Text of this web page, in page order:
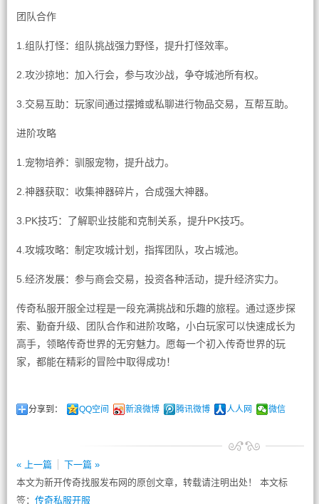
团队合作
1.组队打怪：组队挑战强力野怪，提升打怪效率。
2.攻沙掠地：加入行会，参与攻沙战，争夺城池所有权。
3.交易互助：玩家间通过摆摊或私聊进行物品交易，互帮互助。
进阶攻略
1.宠物培养：驯服宠物，提升战力。
2.神器获取：收集神器碎片，合成强大神器。
3.PK技巧：了解职业技能和克制关系，提升PK技巧。
4.攻城攻略：制定攻城计划，指挥团队，攻占城池。
5.经济发展：参与商会交易，投资各种活动，提升经济实力。
传奇私服开服全过程是一段充满挑战和乐趣的旅程。通过逐步探
索、勤奋升级、团队合作和进阶攻略，小白玩家可以快速成长为
高手，领略传奇世界的无穷魅力。愿每一个初入传奇世界的玩
家，都能在精彩的冒险中取得成功！
分享到： QQ空间 新浪微博 腾讯微博 人人网 微信
« 上一篇
下一篇 »
本文为新开传奇找服发布网的原创文章，转载请注明出处！ 本文标
签： 传奇私服开服